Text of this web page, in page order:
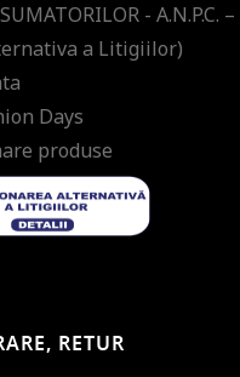
- A.N.P.C. –
a Litigiilor)
Days
produse
RETUR